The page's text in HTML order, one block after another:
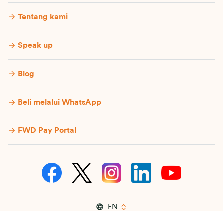
Tentang kami
Speak up
Blog
Beli melalui WhatsApp
FWD Pay Portal
EN